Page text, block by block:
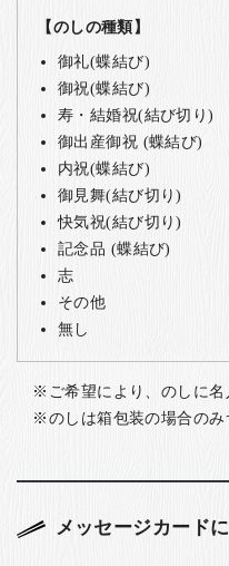
【のしの種類】
御礼(蝶結び)
御祝(蝶結び)
寿・結婚祝(結び切り)
御出産御祝 (蝶結び)
内祝(蝶結び)
御見舞(結び切り)
快気祝(結び切り)
記念品 (蝶結び)
志
その他
無し
ご希望により、のしに名
のしは箱包装の場合のみ
メッセージカード